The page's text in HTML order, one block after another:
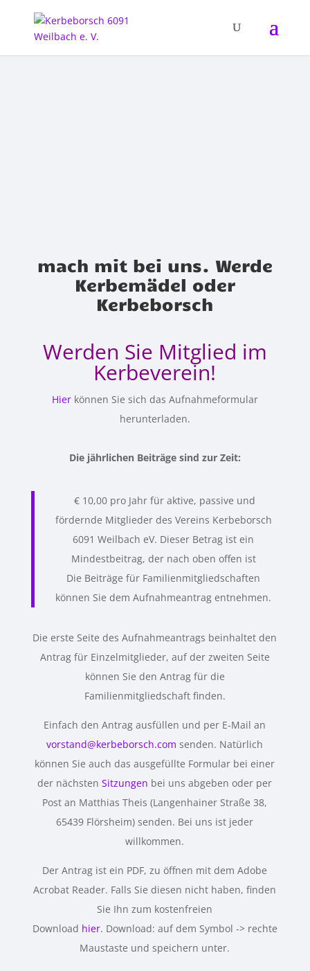
mach mit bei uns. Werde
Kerbemädel oder
Kerbeborsch
Werden Sie Mitglied im
Kerbeverein!
Hierkönnen Sie sich das Aufnahmeformular
herunterladen.
Die jährlichen Beiträge sind zur Zeit:
€ 10,00 pro Jahr für aktive, passive und
fördernde Mitglieder des Vereins Kerbeborsch
6091 Weilbach eV. Dieser Betrag ist ein
Mindestbeitrag, der nach oben offen ist
Die Beiträge für Familienmitgliedschaften
können Sie dem Aufnahmeantrag entnehmen.
Die erste Seite des Aufnahmeantrags beinhaltet den
Antrag für Einzelmitglieder, auf der zweiten Seite
können Sie den Antrag für die
Familienmitgliedschaft finden.
Einfach den Antrag ausfüllen und per E-Mail an
vorstand@kerbeborsch.com senden. Natürlich
können Sie auch das ausgefüllte Formular bei einer
der nächstenSitzungen bei uns abgeben oder per
Post an Matthias Theis (Langenhainer Straße 38,
65439 Flörsheim) senden. Bei uns ist jeder
willkommen.
Der Antrag ist ein PDF, zu öffnen mit dem Adobe
Acrobat Reader. Falls Sie diesen nicht haben, finden
Sie Ihn zum kostenfreien
Download hier. Download: auf dem Symbol -> rechte
Maustaste und speichern unter.